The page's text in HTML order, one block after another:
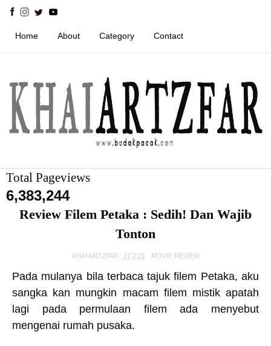
Home About Category Contact
Total Pageviews
6,383,244
Review Filem Petaka : Sedih! Dan Wajib
Tonton
KHAI ARTZFAR 17.2.21 MOVIE REVIEW
Pada mulanya bila terbaca tajuk filem Petaka, aku
sangka kan mungkin macam filem mistik apatah
lagi pada permulaan filem ada menyebut
mengenai rumah pusaka.